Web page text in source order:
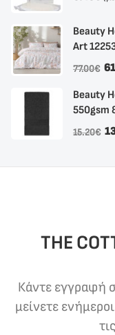
Beauty
Αrt
77.00€
Beauty
550gsm
15.20€
THE
Κάντε εγγραφή
μείνετε